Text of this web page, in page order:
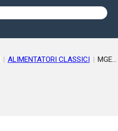
| ALIMENTATORI CLASSICI | MGE